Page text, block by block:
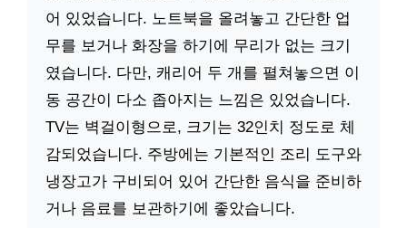
어 있었습니다. 노트북을 올려놓고 간단한 업
무를 보거나 화장을 하기에 무리가 없는 크기
였습니다. 다만, 캐리어 두 개를 펼쳐놓으면 이
동 공간이 다소 좁아지는 느낌은 있었습니다.
TV는 벽걸이형으로, 크기는 32인치 정도로 체
감되었습니다. 주방에는 기본적인 조리 도구와
냉장고가 구비되어 있어 간단한 음식을 준비하
거나 음료를 보관하기에 좋았습니다.